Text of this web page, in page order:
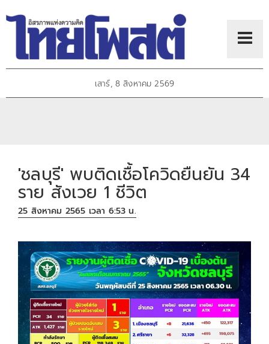
เสาร์, 8 สิงหาคม 2569
'ชลบุรี' พบติดเชื้อโควิดยืนยัน 34
ราย สังเวย 1 ชีวิต
25 สิงหาคม 2565 เวลา 6:53 น.